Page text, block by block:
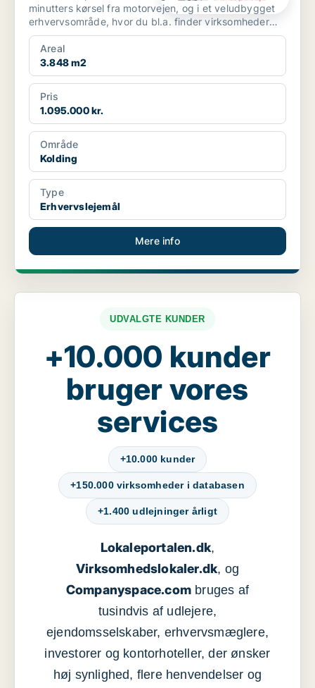
minutters kørsel fra motorvejen, og i et veludbygget
erhvervsområde, hvor du bl.a. finder virksomheder
som David...
Areal
3.848 m2
Pris
1.095.000 kr.
Område
Kolding
Type
Erhvervslejemål
Mere info
UDVALGTE KUNDER
+10.000 kunder
bruger vores
services
+10.000 kunder
+150.000 virksomheder i databasen
+1.400 udlejninger årligt
Lokaleportalen.dk,
Virksomhedslokaler.dk, og
Companyspace.com bruges af
tusindvis af udlejere,
ejendomsselskaber, erhvervsmæglere,
investorer og kontorhoteller, der ønsker
høj synlighed, flere henvendelser og